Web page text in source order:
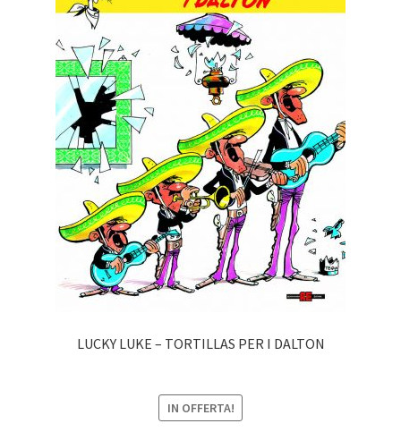
LUCKY LUKE – TORTILLAS PER I DALTON
IN OFFERTA!